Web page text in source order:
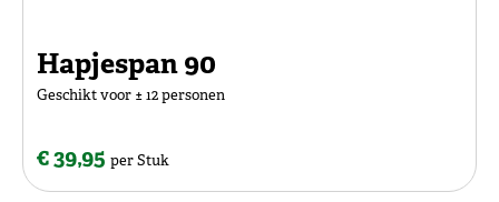
Hapjespan 90
Geschikt voor ± 12 personen
€ 39,95 per Stuk